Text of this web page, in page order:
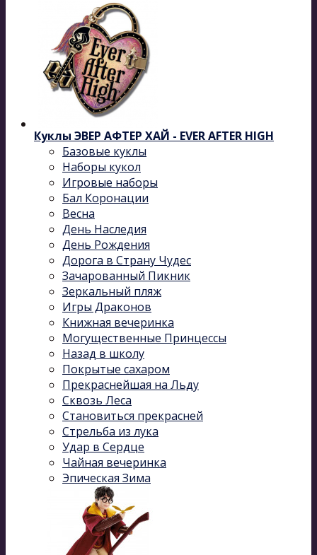
Куклы ЭВЕР АФТЕР ХАЙ - EVER AFTER HIGH
Базовые куклы
Наборы кукол
Игровые наборы
Бал Коронации
Весна
День Наследия
День Рождения
Дорога в Страну Чудес
Зачарованный Пикник
Зеркальный пляж
Игры Драконов
Книжная вечеринка
Могущественные Принцессы
Назад в школу
Покрытые сахаром
Прекраснейшая на Льду
Сквозь Леса
Становиться прекрасней
Стрельба из лука
Удар в Сердце
Чайная вечеринка
Эпическая Зима